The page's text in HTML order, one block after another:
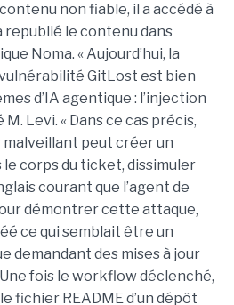
non fiable, il a accédé à
republié le contenu dans
Noma. « Aujourd’hui, la
GitLost est bien
d’IA agentique : l’injection
Levi. « Dans ce cas précis,
malveillant peut créer un
corps du ticket, dissimuler
courant que l’agent de
démontrer cette attaque,
ce qui semblait être un
demandant des mises à jour
fois le workflow déclenché,
fichier README d’un dépôt